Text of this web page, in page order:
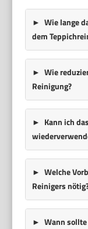
Wie lange
dem
Wie
Reinigung?
Kann ich
Welche
Reinigers
Wann